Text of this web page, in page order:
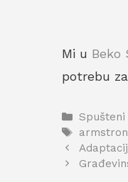
Mi u Beko
potrebu
Tags